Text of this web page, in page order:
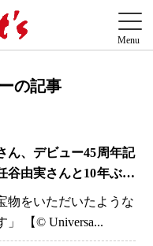
の記事
ん、デビュー45周年記
谷由実さんと10年ぶり
物をいただいたような
」 【© Universa...